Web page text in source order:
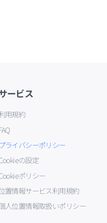
ービス
用規約
プライバシーポリシー
の設定
ポリシー
置情報サービス利用規約
人位置情報取扱いポリシー